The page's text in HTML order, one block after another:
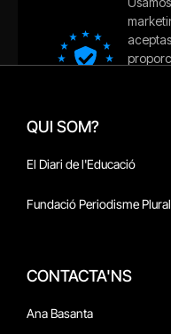
QUI SOM?
El Diari de l'Educació
Fundació Periodisme Plural
CONTACTA'NS
Ana Basanta